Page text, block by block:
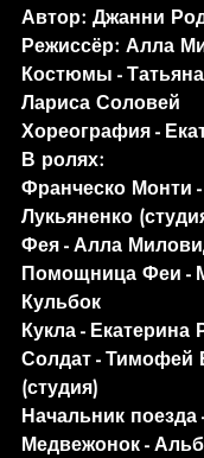
Автор: Джанни
Режиссёр: Алла
Костюмы -
Лариса Соловей
Хореография -
В ролях:
Франческо Монти
Лукьяненко
Фея - Алла
Помощница Феи -
Кульбок
Кукла - Екатерина
Солдат - Тимофей
(студия)
Начальник
Медвежонок -